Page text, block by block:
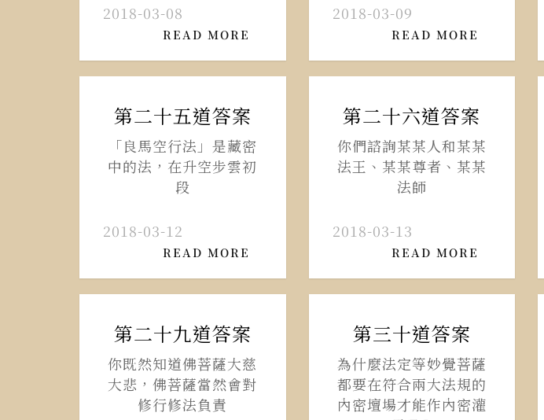
2018-03-08
READ MORE
2018-03-09
READ MORE
第二十五道答案
「良馬空行法」是藏密
中的法，在升空步雲初
段
2018-03-12
READ MORE
第二十六道答案
你們諮詢某某人和某某
法王、某某尊者、某某
法師
2018-03-13
READ MORE
第二十九道答案
你既然知道佛菩薩大慈
大悲，佛菩薩當然會對
修行修法負責
第三十道答案
為什麼法定等妙覺菩薩
都要在符合兩大法規的
內密壇場才能作內密灌